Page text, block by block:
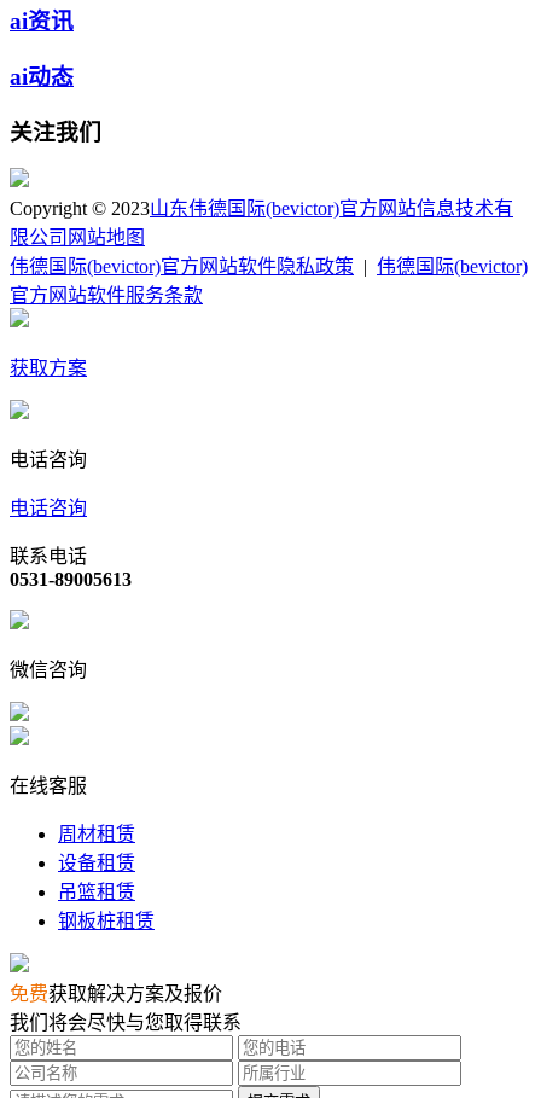
ai资讯
ai动态
关注我们
Copyright © 2023山东伟德国际(bevictor)官方网站信息技术有
限公司 网站地图
伟德国际(bevictor)官方网站软件隐私政策
伟德国际(bevictor)
官方网站软件服务条款
获取方案
电话咨询
电话咨询
联系电话
0531-89005613
微信咨询
在线客服
周材租赁
设备租赁
吊篮租赁
钢板桩租赁
免费获取解决方案及报价
我们将会尽快与您取得联系